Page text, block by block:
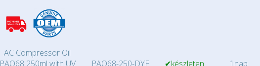
AC Compressor Oil
PAO68 250ml with UV
PAO68-250-DYE ✔készleten 1nap